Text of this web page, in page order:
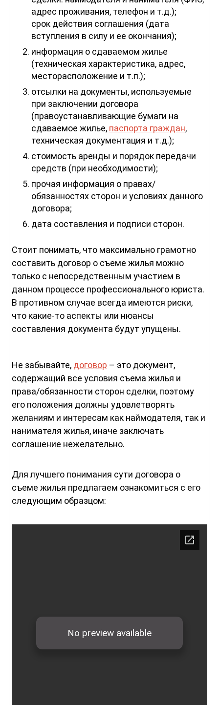
адрес проживания, телефон и т.д.);
срок действия соглашения (дата
вступления в силу и ее окончания);
информация о сдаваемом жилье
(техническая характеристика, адрес,
месторасположение и т.п.);
отсылки на документы, используемые
при заключении договора
(правоустанавливающие бумаги на
сдаваемое жилье, паспорта граждан,
техническая документация и т.д.);
стоимость аренды и порядок передачи
средств (при необходимости);
прочая информация о правах/
обязанностях сторон и условиях данного
договора;
дата составления и подписи сторон.
Стоит понимать, что максимально грамотно
составить договор о съеме жилья можно
только с непосредственным участием в
данном процессе профессионального юриста.
В противном случае всегда имеются риски,
что какие-то аспекты или нюансы
составления документа будут упущены.
Не забывайте, договор – это документ,
содержащий все условия съема жилья и
права/обязанности сторон сделки, поэтому
его положения должны удовлетворять
желаниям и интересам как наймодателя, так и
нанимателя жилья, иначе заключать
соглашение нежелательно.
Для лучшего понимания сути договора о
съеме жилья предлагаем ознакомиться с его
следующим образцом: